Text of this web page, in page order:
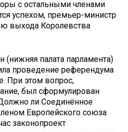
с остальными членами
успехом, премьер-министр
выхода Королевства
(нижняя палата парламента)
проведение референдума
При этом вопрос,
был сформулирован
ли Соединённое
Европейского союза
законопроект